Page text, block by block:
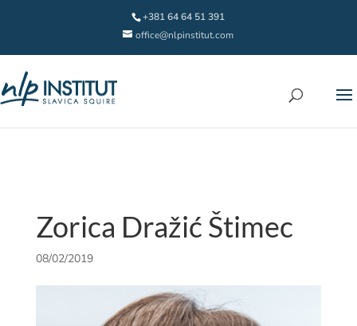
+381 64 64 51 391
office@nlpinstitut.com
Zorica Dražić Štimec
08/02/2019